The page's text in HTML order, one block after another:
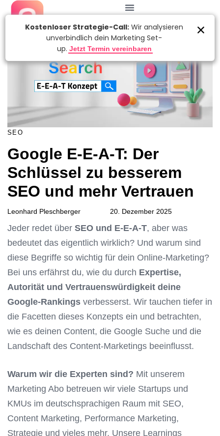
SEO
Google E-E-A-T: Der
Schlüssel zu besserem
SEO und mehr Vertrauen
Leonhard Pleschberger 20. Dezember 2025
Jeder redet über SEO und E-E-A-T, aber was
bedeutet das eigentlich wirklich? Und warum sind
diese Begriffe so wichtig für dein Online-Marketing?
Bei uns erfährst du, wie du durch Expertise,
Autorität und Vertrauenswürdigkeit deine
Google-Rankings verbesserst. Wir tauchen tiefer in
die Facetten dieses Konzepts ein und betrachten,
wie es deinen Content, die Google Suche und die
Landschaft des Content-Marketings beeinflusst.
Warum wir die Experten sind? Mit unserem
Marketing Abo betreuen wir viele Startups und
KMUs im deutschsprachigen Raum mit SEO,
Content Marketing, Performance Marketing,
Strategie und vieles mehr. Unsere Learnings